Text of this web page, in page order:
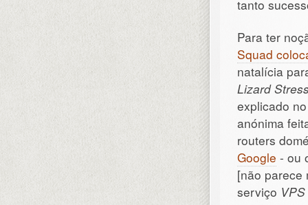
tanto
Para ter
Squad
natalícia
Lizard
explicado
anónima
routers
Google - ou
[não
serviço VPS